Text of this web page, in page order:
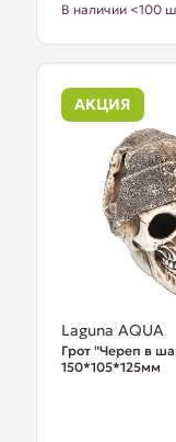
В наличии <100
АКЦИЯ
Laguna AQUA
Грот "Череп в
150*105*125мм